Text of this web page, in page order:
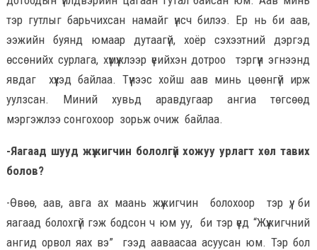
тэр гутлыг барьчихсан намайг үнсч билээ. Ер нь би аав,
ээжийн буянд юмаар дутаагүй, хоёр сэхээтний дэргэд
өссөнийх сурлага, хүмүүжлээр үеийхэн дотроо тэргүүн эгнээнд
явдаг хүүхэд байлаа. Түүнээс хойш аав минь цөөнгүй ирж
уулзсан. Миний хувьд аравдугаар ангиа төгсөөд
мэргэжлээ сонгохоор зорьж очиж байлаа.
-Яагаад шууд жүжигчин бололгүй хожуу урлагт хөл тавих
болов?
-Өвөө, аав, авга ах маань жүжигчин болохоор тэр үү, би
яагаад болохгүй гэж бодсон ч юм уу, би тэр үед “Жүжигчний
ангид орвол яах вэ” гээд ааваасаа асуусан юм. Тэр бол